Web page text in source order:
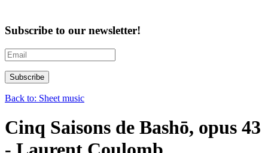
Subscribe to our newsletter!
Back to: Sheet music
Cinq Saisons de Bashō, opus 43